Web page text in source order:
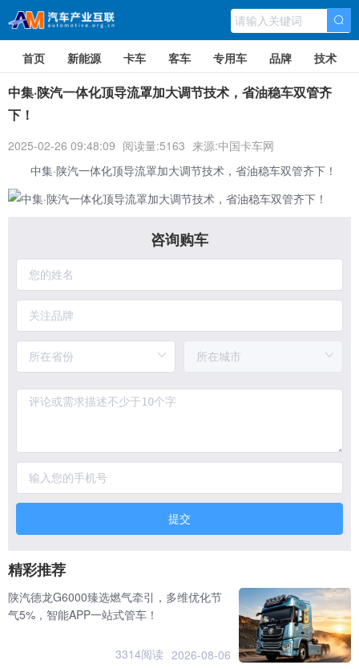
首页 新能源 卡车 客车 专用车 品牌 技术
中集·陕汽一体化顶导流罩加大调节技术，省油稳车双管齐
下！
2025-02-26 09:48:09 阅读量:5163 来源:中国卡车网
中集·陕汽一体化顶导流罩加大调节技术，省油稳车双管齐下！
咨询购车
提交
精彩推荐
陕汽德龙G6000臻选燃气牵引，多维优化节
气5%，智能APP一站式管车！
3314阅读 2026-08-06